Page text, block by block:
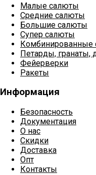
Малые салюты
Средние салюты
Большие салюты
Супер салюты
Комбинированные
Петарды,
Фейерверки
Ракеты
Информация
Безопасность
Документация
О нас
Скидки
Доставка
Опт
Контакты